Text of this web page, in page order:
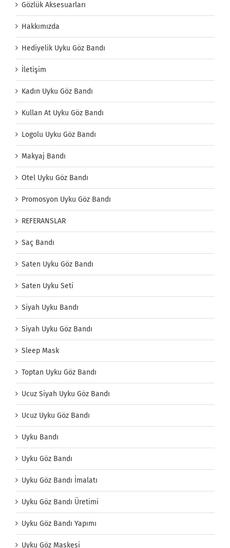
Gözlük Aksesuarları
Hakkımızda
Hediyelik Uyku Göz Bandı
İletişim
Kadın Uyku Göz Bandı
Kullan At Uyku Göz Bandı
Logolu Uyku Göz Bandı
Makyaj Bandı
Otel Uyku Göz Bandı
Promosyon Uyku Göz Bandı
REFERANSLAR
Saç Bandı
Saten Uyku Göz Bandı
Saten Uyku Seti
Siyah Uyku Bandı
Siyah Uyku Göz Bandı
Sleep Mask
Toptan Uyku Göz Bandı
Ucuz Siyah Uyku Göz Bandı
Ucuz Uyku Göz Bandı
Uyku Bandı
Uyku Göz Bandı
Uyku Göz Bandı İmalatı
Uyku Göz Bandı Üretimi
Uyku Göz Bandı Yapımı
Uyku Göz Maskesi